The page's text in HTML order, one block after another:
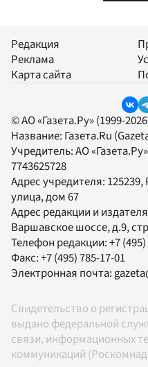
Редакция
Реклама
Карта сайта
© АО «Газета.Ру» (1999-
Название: Газета.Ru
Учредитель:АО «Газета.Ру»
7743625728
Адрес учредителя:
улица, дом 67
Адрес редакции и
Варшавское шоссе, д.9,
Телефон редакции:+7
Факс:+7 (495) 785-17-01
Электронная почта:
Свидетельство о
выдано федеральной
связи, информационных
коммуникаций